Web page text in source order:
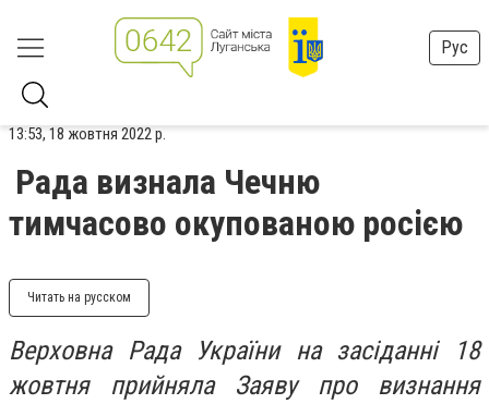
Рус
13:53, 18 жовтня 2022 р.
Рада визнала Чечню
тимчасово окупованою росією
Читать на русском
Верховна Рада України на засіданні 18
жовтня прийняла Заяву про визнання